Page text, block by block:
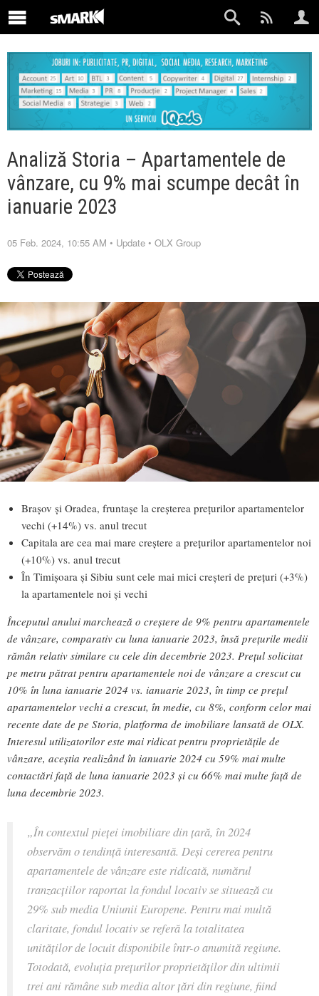
Analiză Storia – Apartamentele de
vânzare, cu 9% mai scumpe decât în
ianuarie 2023
05 Feb. 2024, 10:55 AM • Update • OLX Group
Brașov și Oradea, fruntașe la creșterea prețurilor apartamentelor
vechi (+14%) vs. anul trecut
Capitala are cea mai mare creștere a prețurilor apartamentelor noi
(+10%) vs. anul trecut
În Timișoara și Sibiu sunt cele mai mici creșteri de prețuri (+3%)
la apartamentele noi și vechi
Începutul anului marchează o creștere de 9% pentru apartamentele
de vânzare, comparativ cu luna ianuarie 2023, însă prețurile medii
rămân relativ similare cu cele din decembrie 2023. Prețul solicitat
pe metru pătrat pentru apartamentele noi de vânzare a crescut cu
10% în luna ianuarie 2024 vs. ianuarie 2023, în timp ce prețul
apartamentelor vechi a crescut, în medie, cu 8%, conform celor mai
recente date de pe Storia, platforma de imobiliare lansată de OLX.
Interesul utilizatorilor este mai ridicat pentru proprietățile de
vânzare, aceștia realizând în ianuarie 2024 cu 59% mai multe
contactări față de luna ianuarie 2023 și cu 66% mai multe față de
luna decembrie 2023.
„În contextul pieței imobiliare din țară, în 2024
observăm o tendință interesantă. Deși cererea pentru
apartamentele de vânzare este ridicată, numărul
tranzacțiilor raportat la fondul locativ se situează cu
29% sub media Uniunii Europene. Pentru mai multă
claritate, fondul locativ se referă la totalitatea
unităților de locuit disponibile într-o anumită regiune.
Totodată, evoluția prețurilor proprietăților din ultimii
trei ani rămâne sub media altor țări din regiune, fiind